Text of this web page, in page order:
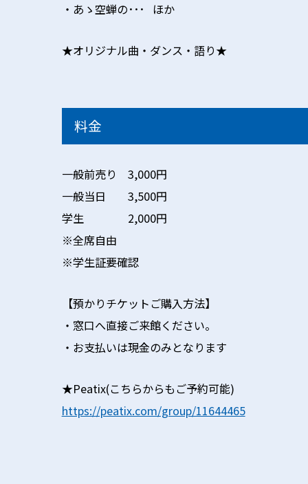
・あゝ空蝉の･･･ ほか
★オリジナル曲・ダンス・語り★
料金
一般前売り 3,000円
一般当日 3,500円
学生 2,000円
※全席自由
※学生証要確認
【預かりチケットご購入方法】
・窓口へ直接ご来館ください。
・お支払いは現金のみとなります
★Peatix(こちらからもご予約可能)
https://peatix.com/group/11644465